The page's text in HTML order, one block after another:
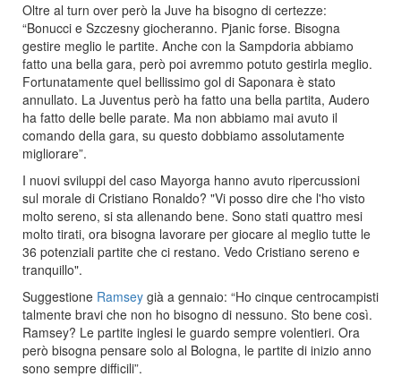
Oltre al turn over però la Juve ha bisogno di certezze:
“Bonucci e Szczesny giocheranno. Pjanic forse. Bisogna
gestire meglio le partite. Anche con la Sampdoria abbiamo
fatto una bella gara, però poi avremmo potuto gestirla meglio.
Fortunatamente quel bellissimo gol di Saponara è stato
annullato. La Juventus però ha fatto una bella partita, Audero
ha fatto delle belle parate. Ma non abbiamo mai avuto il
comando della gara, su questo dobbiamo assolutamente
migliorare”.
I nuovi sviluppi del caso Mayorga hanno avuto ripercussioni
sul morale di Cristiano Ronaldo? "Vi posso dire che l'ho visto
molto sereno, si sta allenando bene. Sono stati quattro mesi
molto tirati, ora bisogna lavorare per giocare al meglio tutte le
36 potenziali partite che ci restano. Vedo Cristiano sereno e
tranquillo".
Suggestione Ramsey già a gennaio: “Ho cinque centrocampisti
talmente bravi che non ho bisogno di nessuno. Sto bene così.
Ramsey? Le partite inglesi le guardo sempre volentieri. Ora
però bisogna pensare solo al Bologna, le partite di inizio anno
sono sempre difficili”.